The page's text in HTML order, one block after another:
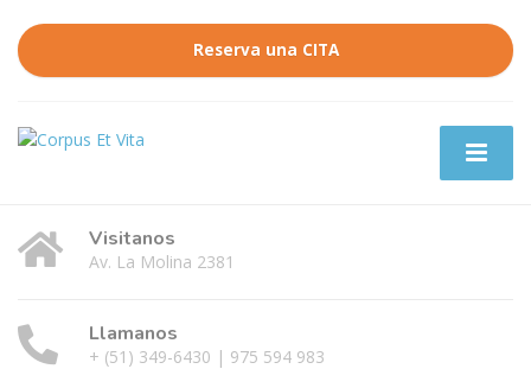
Reserva una CITA
Visitanos
Av. La Molina 2381
Llamanos
+ (51) 349-6430 | 975 594 983